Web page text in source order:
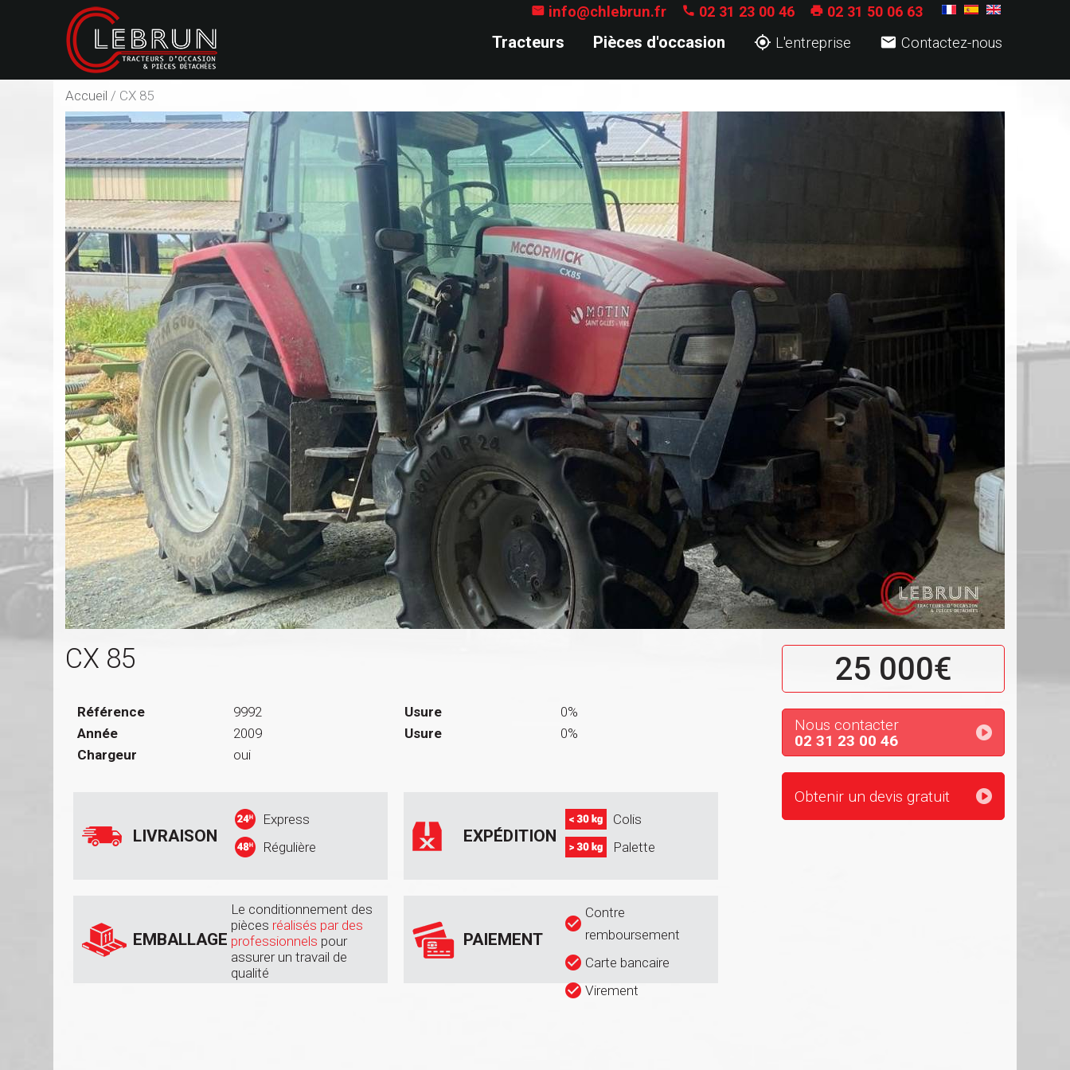
 info@chlebrun.fr  02 31 23 00 46  02 31 50 06 63
Tracteurs Pièces d'occasion  L'entreprise  Contactez-nous
Accueil / CX 85
25 000€
Nous contacter
02 31 23 00 46
Obtenir un devis gratuit
CX 85
Référence
9992
Année
2009
Chargeur
oui
Usure
0%
Usure
0%
LIVRAISON
Express
Régulière
EXPÉDITION
Colis
Palette
EMBALLAGE
Le conditionnement des
pièces réalisés par des
professionnels pour
assurer un travail de
qualité
PAIEMENT
Contre
remboursement
Carte bancaire
Virement